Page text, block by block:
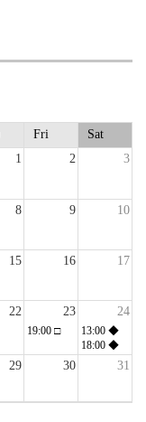
Fri
Sat
1 2 3
8 9 10
15 16 17
22 23 24
19:00 □ 13:00 ◆
18:00 ◆
29 30 31